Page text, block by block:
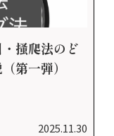
2025.11.30
掻爬法のど
第一弾）